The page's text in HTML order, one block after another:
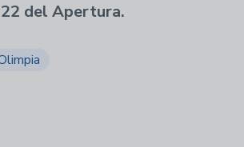
del Apertura.